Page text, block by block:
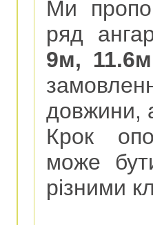
Ми
ряд
9м,
довжини,
Крок
може
різними